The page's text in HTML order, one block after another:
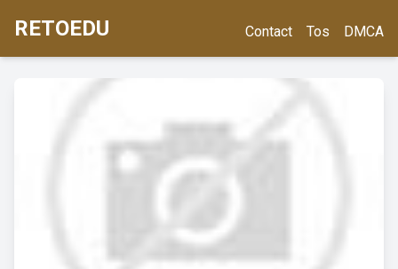
RETOEDU Contact Tos DMCA